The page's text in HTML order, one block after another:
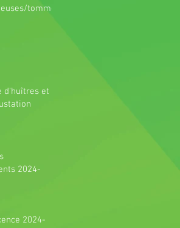
tomme
d'huîtres et
2024-
2024-